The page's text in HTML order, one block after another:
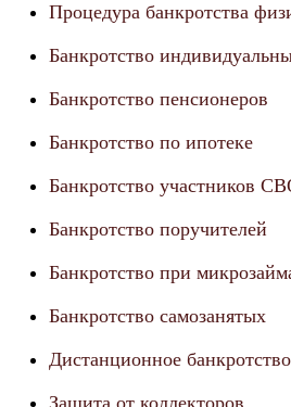
Процедура банкротства
Банкротство
Банкротство пенсионеров
Банкротство по ипотеке
Банкротство участников
Банкротство поручителей
Банкротство при
Банкротство самозанятых
Дистанционное банкротство
Защита от коллекторов